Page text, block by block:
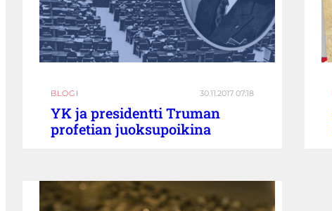
BLOGI 30.11.2017 07:18
YK ja presidentti Truman
profetian juoksupoikina